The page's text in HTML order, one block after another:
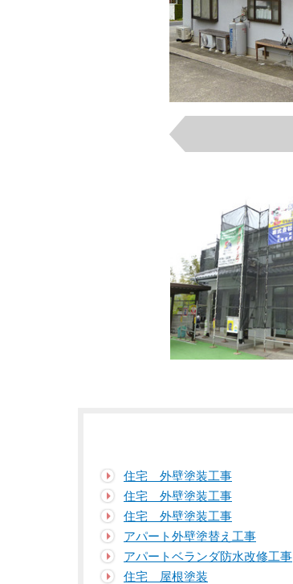
住宅 外壁塗装工事
住宅 外壁塗装工事
住宅 外壁塗装工事
アパート外壁塗替え工事
アパートベランダ防水改修工事
住宅 屋根塗装